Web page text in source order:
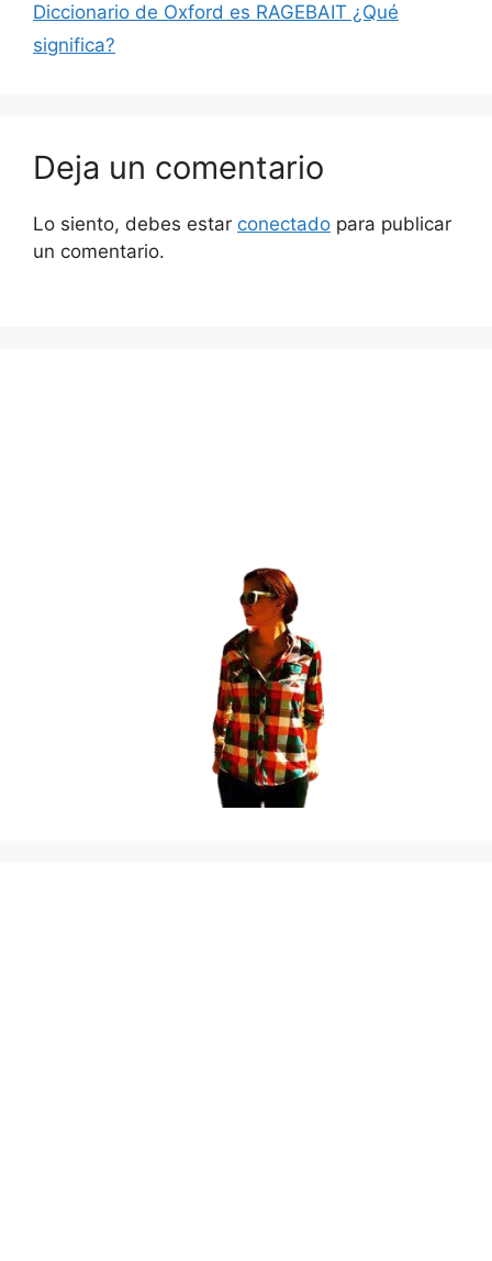
Diccionario de Oxford es RAGEBAIT ¿Qué
significa?
Deja un comentario
Lo siento, debes estar conectado para publicar
un comentario.